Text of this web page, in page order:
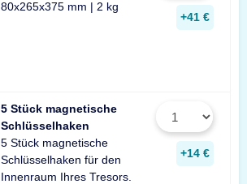
80x265x375 mm | 2 kg
+41 €
5 Stück magnetische
Schlüsselhaken
5 Stück magnetische
Schlüsselhaken für den
Innenraum Ihres Tresors.
+14 €